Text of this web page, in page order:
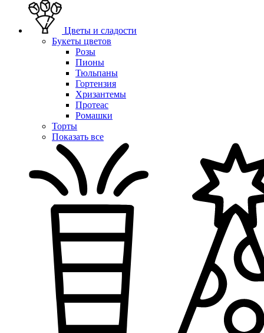
Цветы и сладости
Букеты цветов
Розы
Пионы
Тюльпаны
Гортензия
Хризантемы
Протеас
Ромашки
Торты
Показать все